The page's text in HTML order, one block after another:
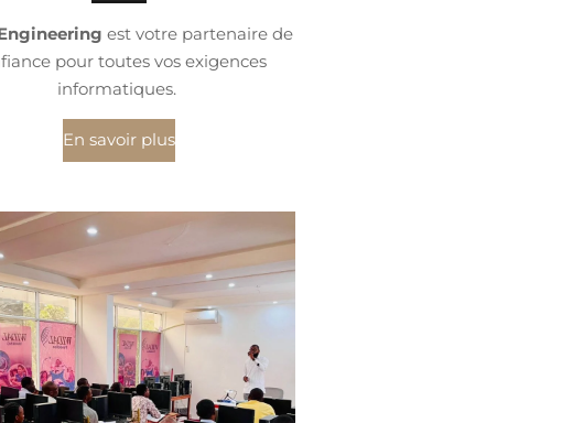
est votre partenaire de
pour toutes vos exigences
informatiques.
En savoir plus